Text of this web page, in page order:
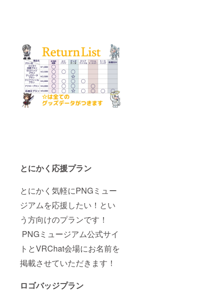
とにかく応援プラン
とにかく気軽にPNGミュー
ジアムを応援したい！とい
う方向けのプランです！
PNGミュージアム公式サイ
トとVRChat会場にお名前を
掲載させていただきます！
ロゴバッジプラン